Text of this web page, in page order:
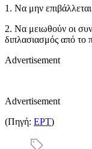
1. Να μην
2. Να μειωθούν οι
διπλασιασμός από το
Advertisement
Advertisement
(Πηγή: ΕΡΤ)